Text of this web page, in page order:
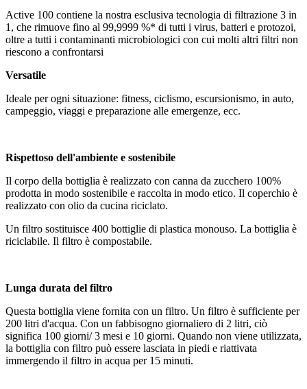
Active 100 contiene la nostra esclusiva tecnologia di filtrazione 3 in
1, che rimuove fino al 99,9999 %* di tutti i virus, batteri e protozoi,
oltre a tutti i contaminanti microbiologici con cui molti altri filtri non
riescono a confrontarsi
Versatile
Ideale per ogni situazione: fitness, ciclismo, escursionismo, in auto,
campeggio, viaggi e preparazione alle emergenze, ecc.
Rispettoso dell'ambiente e sostenibile
Il corpo della bottiglia è realizzato con canna da zucchero 100%
prodotta in modo sostenibile e raccolta in modo etico. Il coperchio è
realizzato con olio da cucina riciclato.
Un filtro sostituisce 400 bottiglie di plastica monouso. La bottiglia è
riciclabile. Il filtro è compostabile.
Lunga durata del filtro
Questa bottiglia viene fornita con un filtro. Un filtro è sufficiente per
200 litri d'acqua. Con un fabbisogno giornaliero di 2 litri, ciò
significa 100 giorni/ 3 mesi e 10 giorni. Quando non viene utilizzata,
la bottiglia con filtro può essere lasciata in piedi e riattivata
immergendo il filtro in acqua per 15 minuti.